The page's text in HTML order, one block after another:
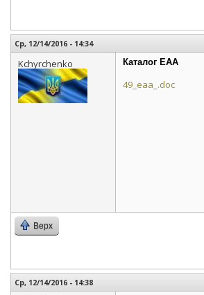
Ср, 12/14/2016 - 14:34
Kchyrchenko Каталог EAA
49_eaa_.doc
Верх
Ср, 12/14/2016 - 14:38